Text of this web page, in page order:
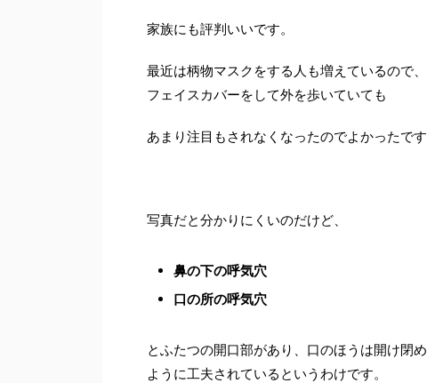
家族にも評判いいです。
最近は柄物マスクをする人も増えているので
フェイスカバーをして外を歩いていても
あまり注目もされなくなったのでよかったで
写真だと分かりにくいのだけど、
鼻の下の呼気穴
口の所の呼気穴
とふたつの開口部があり、口のほうは開け閉
ように工夫されているというわけです。